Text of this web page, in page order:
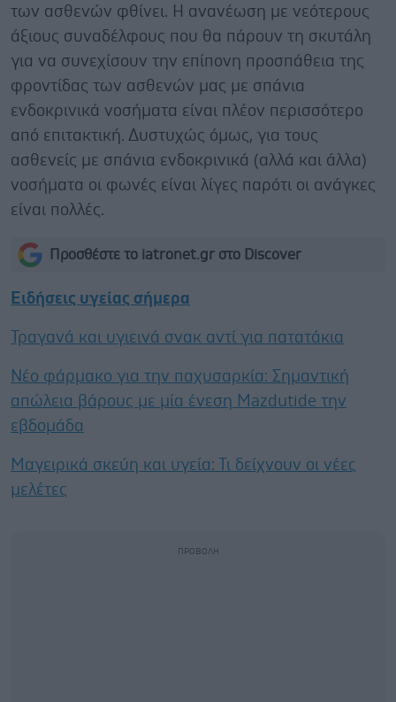
των ασθενών φθίνει. Η ανανέωση με νεότερους
άξιους συναδέλφους που θα πάρουν τη σκυτάλη
για να συνεχίσουν την επίπονη προσπάθεια της
φροντίδας των ασθενών μας με σπάνια
ενδοκρινικά νοσήματα είναι πλέον περισσότερο
από επιτακτική. Δυστυχώς όμως, για τους
ασθενείς με σπάνια ενδοκρινικά (αλλά και άλλα)
νοσήματα οι φωνές είναι λίγες παρότι οι ανάγκες
είναι πολλές.
Προσθέστε το iatronet.gr στο Discover
Ειδήσεις υγείας σήμερα
Τραγανά και υγιεινά σνακ αντί για πατατάκια
Νέο φάρμακο για την παχυσαρκία: Σημαντική
απώλεια βάρους με μία ένεση Mazdutide την
εβδομάδα
Μαγειρικά σκεύη και υγεία: Τι δείχνουν οι νέες
μελέτες